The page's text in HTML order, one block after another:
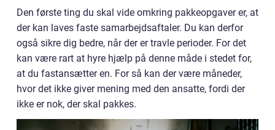
Den første ting du skal vide omkring pakkeopgaver er, at
der kan laves faste samarbejdsaftaler. Du kan derfor
også sikre dig bedre, når der er travle perioder. For det
kan være rart at hyre hjælp på denne måde i stedet for,
at du fastansætter en. For så kan der være måneder,
hvor det ikke giver mening med den ansatte, fordi der
ikke er nok, der skal pakkes.